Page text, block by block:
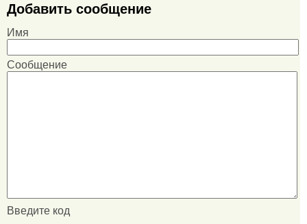
Добавить сообщение
Имя
Сообщение
Введите код